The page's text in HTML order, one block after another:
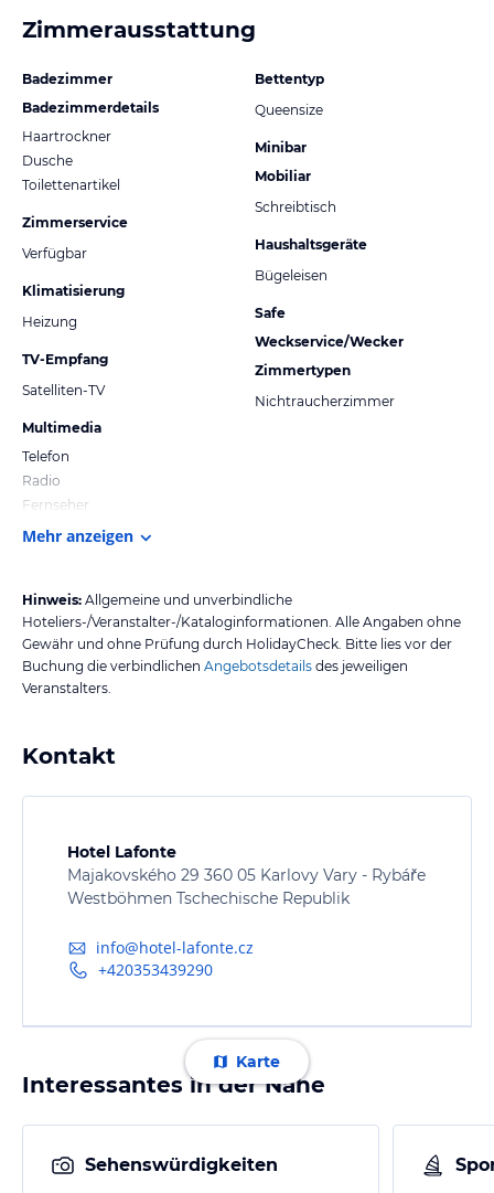
Zimmerausstattung
Badezimmer
Badezimmerdetails
Haartrockner
Dusche
Toilettenartikel
Zimmerservice
Verfügbar
Klimatisierung
Heizung
TV-Empfang
Satelliten-TV
Multimedia
Telefon
Radio
Fernseher
Bettentyp
Queensize
Minibar
Mobiliar
Schreibtisch
Haushaltsgeräte
Bügeleisen
Safe
Weckservice/Wecker
Zimmertypen
Nichtraucherzimmer
Mehr anzeigen
Hinweis: Allgemeine und unverbindliche
Hoteliers-/Veranstalter-/Kataloginformationen. Alle Angaben ohne
Gewähr und ohne Prüfung durch HolidayCheck. Bitte lies vor der
Buchung die verbindlichen Angebotsdetails des jeweiligen
Veranstalters.
Kontakt
Hotel Lafonte
Majakovského 29 360 05 Karlovy Vary - Rybáře
Westböhmen Tschechische Republik
info@hotel-lafonte.cz
+420353439290
Karte
Interessantes in der Nähe
Sehenswürdigkeiten